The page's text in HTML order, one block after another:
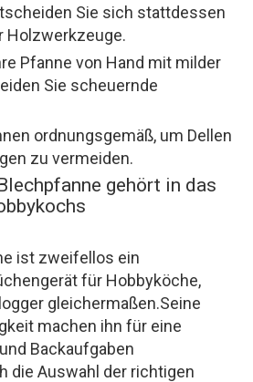
Sie sich stattdessen
Holzwerkzeuge.
Pfanne von Hand mit milder
Sie scheuernde
ordnungsgemäß, um Dellen
zu vermeiden.
gehört in das
ist zweifellos ein
für Hobbyköche,
gleichermaßen.Seine
machen ihn für eine
Backaufgaben
die Auswahl der richtigen